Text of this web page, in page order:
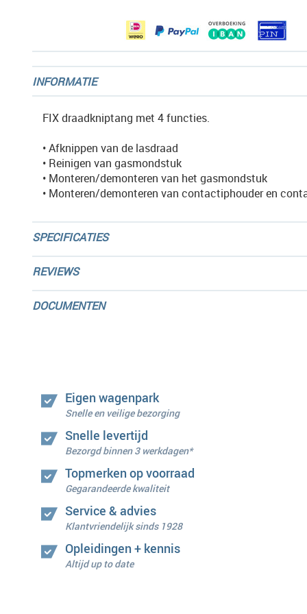
INFORMATIE
FIX draadkniptang met 4 functies.
• Afknippen van de lasdraad
• Reinigen van gasmondstuk
• Monteren/demonteren van het gasmondstuk
• Monteren/demonteren van contactiphouder en
SPECIFICATIES
REVIEWS
DOCUMENTEN
Eigen wagenpark
Snelle en veilige bezorging
Snelle levertijd
Bezorgd binnen 3 werkdagen*
Topmerken op voorraad
Gegarandeerde kwaliteit
Service & advies
Klantvriendelijk sinds 1928
Opleidingen + kennis
Altijd up to date